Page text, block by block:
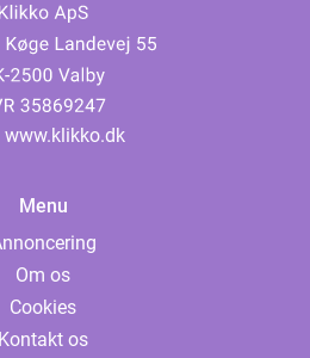
www.klikko.dk
Menu
Om os
Cookies
Kontakt os